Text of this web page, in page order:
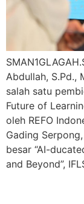
Abdullah, S.Pd.,
salah satu
Future of
oleh REFO
Gading
besar “AI-
and Beyond”,